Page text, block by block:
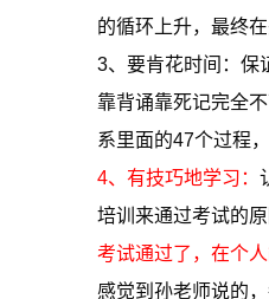
的循环上升，最终
3、要肯花时间：保
靠背诵靠死记完全
系里面的47个过程
4、有技巧地学习：
培训来通过考试的
考试通过了，在个
感觉到孙老师说的